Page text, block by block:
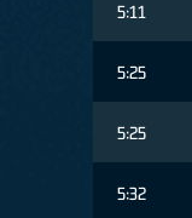
5:11
5:25
5:25
5:32